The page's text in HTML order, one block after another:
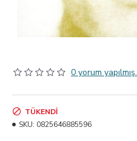
0 yorum yapılmış.
TÜKENDI
SKU: 0825646885596